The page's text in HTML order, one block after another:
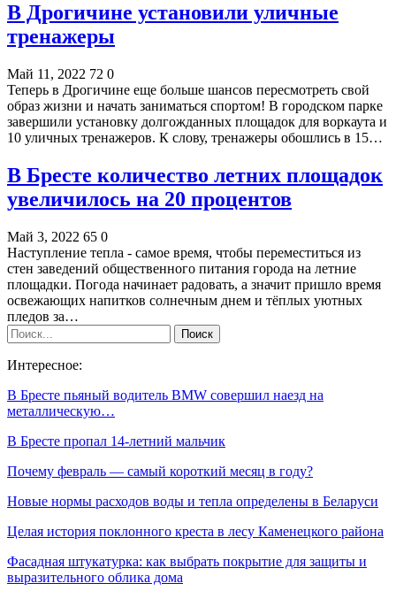
В Дрогичине установили уличные
тренажеры
Май 11, 2022 72 0
Теперь в Дрогичине еще больше шансов пересмотреть свой
образ жизни и начать заниматься спортом! В городском парке
завершили установку долгожданных площадок для воркаута и
10 уличных тренажеров. К слову, тренажеры обошлись в 15…
В Бресте количество летних площадок
увеличилось на 20 процентов
Май 3, 2022 65 0
Наступление тепла - самое время, чтобы переместиться из
стен заведений общественного питания города на летние
площадки. Погода начинает радовать, а значит пришло время
освежающих напитков солнечным днем и тёплых уютных
пледов за…
Интересное:
В Бресте пьяный водитель BMW совершил наезд на
металлическую…
В Бресте пропал 14-летний мальчик
Почему февраль — самый короткий месяц в году?
Новые нормы расходов воды и тепла определены в Беларуси
Целая история поклонного креста в лесу Каменецкого района
Фасадная штукатурка: как выбрать покрытие для защиты и
выразительного облика дома